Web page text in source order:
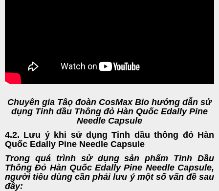
Chuyên gia Tâọ đoàn CosMax Bio hướng dẫn sử
dụng Tinh dầu Thông đỏ Hàn Quốc Edally Pine
Needle Capsule
4.2. Lưu ý khi sử dụng Tinh dầu thông đỏ Hàn
Quốc Edally Pine Needle Capsule
Trong quá trình sử dụng sản phẩm Tinh Dầu
Thông Đỏ Hàn Quốc Edally Pine Needle Capsule,
người tiêu dùng cần phải lưu ý một số vấn đề sau
đây: